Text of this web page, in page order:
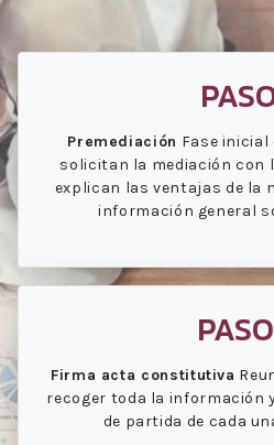
Premediación Fase inicial
solicitan la mediación con
explican las ventajas de la
información general
Firma acta constitutiva
recoger toda la información
de partida de cada